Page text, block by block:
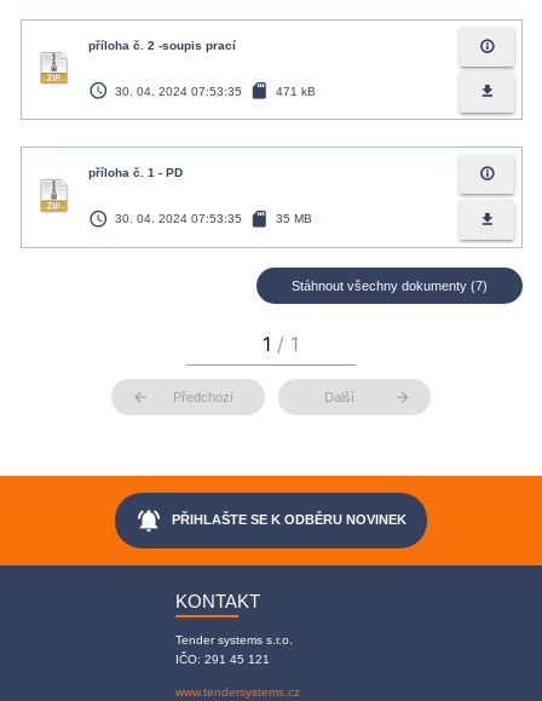
příloha č. 2 -soupis prací
access_time 30. 04. 2024 07:53:35 sd_card 471 kB
info_outline
file_download
příloha č. 1 - PD
access_time 30. 04. 2024 07:53:35 sd_card 35 MB
info_outline
file_download
Stáhnout všechny dokumenty (7)
arrow_back Předchozí Další arrow_forward
notifications_active PŘIHLAŠTE SE K ODBĚRU NOVINEK
KONTAKT
Tender systems s.r.o.
IČO: 291 45 121
www.tendersystems.cz